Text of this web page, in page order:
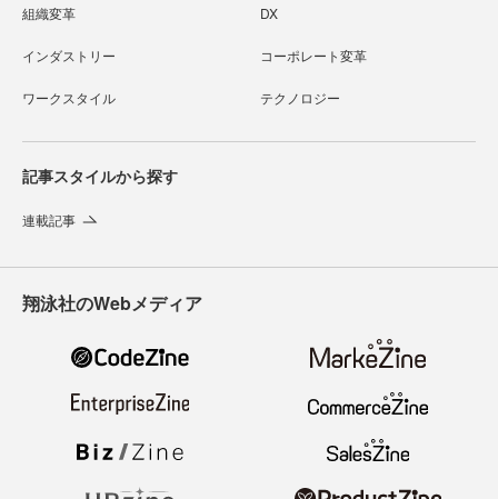
組織変革 DX
インダストリー コーポレート変革
ワークスタイル テクノロジー
記事スタイルから探す
連載記事
翔泳社のWebメディア